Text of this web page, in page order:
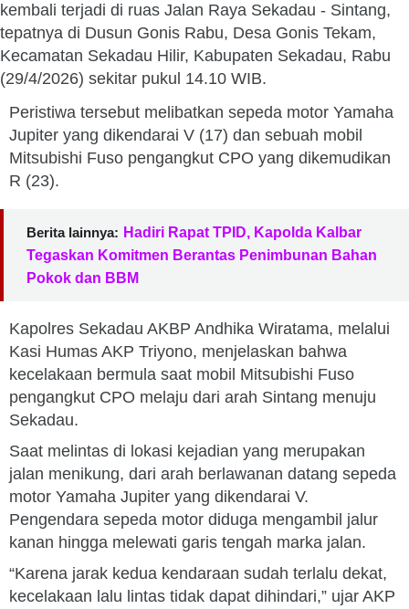
kembali terjadi di ruas Jalan Raya Sekadau - Sintang,
tepatnya di Dusun Gonis Rabu, Desa Gonis Tekam,
Kecamatan Sekadau Hilir, Kabupaten Sekadau, Rabu
(29/4/2026) sekitar pukul 14.10 WIB.
Peristiwa tersebut melibatkan sepeda motor Yamaha
Jupiter yang dikendarai V (17) dan sebuah mobil
Mitsubishi Fuso pengangkut CPO yang dikemudikan
R (23).
Berita lainnya: Hadiri Rapat TPID, Kapolda Kalbar
Tegaskan Komitmen Berantas Penimbunan Bahan
Pokok dan BBM
Kapolres Sekadau AKBP Andhika Wiratama, melalui
Kasi Humas AKP Triyono, menjelaskan bahwa
kecelakaan bermula saat mobil Mitsubishi Fuso
pengangkut CPO melaju dari arah Sintang menuju
Sekadau.
Saat melintas di lokasi kejadian yang merupakan
jalan menikung, dari arah berlawanan datang sepeda
motor Yamaha Jupiter yang dikendarai V.
Pengendara sepeda motor diduga mengambil jalur
kanan hingga melewati garis tengah marka jalan.
“Karena jarak kedua kendaraan sudah terlalu dekat,
kecelakaan lalu lintas tidak dapat dihindari,” ujar AKP